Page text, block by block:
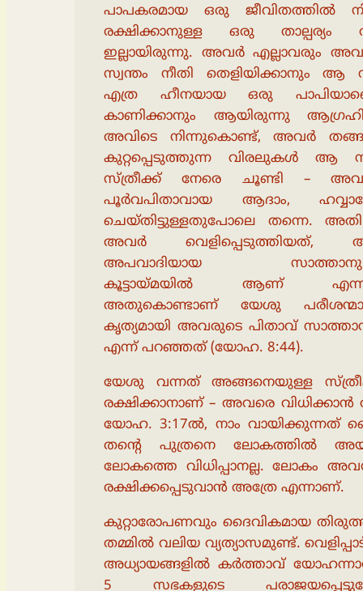
പാപകരമായ ഒരു ജീവിതത്തിൽ
രക്ഷിക്കാനുള്ള ഒരു താല്പര്യം
ഇല്ലായിരുന്നു. അവർ എല്ലാവരും
സ്വന്തം നീതി തെളിയിക്കാനും ആ
എത്ര ഹീനയായ ഒരു
കാണിക്കാനും ആയിരുന്നു
അവിടെ നിന്നുകൊണ്ട്, അവർ
കുറ്റപ്പെടുത്തുന്ന വിരലുകൾ ആ
സ്ത്രീക്ക് നേരെ ചൂണ്ടി –
പൂർവപിതാവായ ആദാം,
ചെയ്തിട്ടുള്ളതുപോലെ തന്നെ.
അവർ വെളിപ്പെടുത്തിയത്,
അപവാദിയായ
കൂട്ടായ്മയിൽ ആണ്
അതുകൊണ്ടാണ് യേശു
കൃത്യമായി അവരുടെ പിതാവ്
എന്ന് പറഞ്ഞത് (യോഹ. 8:44).
യേശു വന്നത് അങ്ങനെയുള്ള
രക്ഷിക്കാനാണ് – അവരെ വിധിക്കാൻ
യോഹ. 3:17ൽ, നാം വായിക്കുന്നത്
തൻ്റെ പുത്രനെ ലോകത്തിൽ
ലോകത്തെ വിധിപ്പാനല്ല. ലോകം
രക്ഷിക്കപ്പെടുവാൻ അത്രേ എന്നാണ്.
കുറ്റാരോപണവും ദൈവികമായ
തമ്മിൽ വലിയ വ്യത്യാസമുണ്ട്.
അധ്യായങ്ങളിൽ കർത്താവ്
5 സഭകളുടെ